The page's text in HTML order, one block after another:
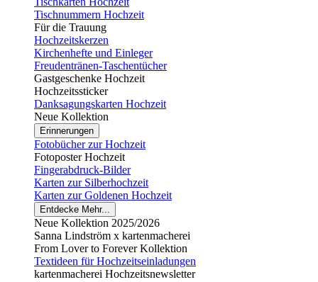
Tischnummern Hochzeit
Für die Trauung
Hochzeitskerzen
Kirchenhefte und Einleger
Freudentränen-Taschentücher
Gastgeschenke Hochzeit
Hochzeitssticker
Danksagungskarten Hochzeit
Neue Kollektion
Erinnerungen
Fotobücher zur Hochzeit
Fotoposter Hochzeit
Fingerabdruck-Bilder
Karten zur Silberhochzeit
Karten zur Goldenen Hochzeit
Entdecke Mehr...
Neue Kollektion 2025/2026
Sanna Lindström x kartenmacherei
From Lover to Forever Kollektion
Textideen für Hochzeitseinladungen
kartenmacherei Hochzeitsnewsletter